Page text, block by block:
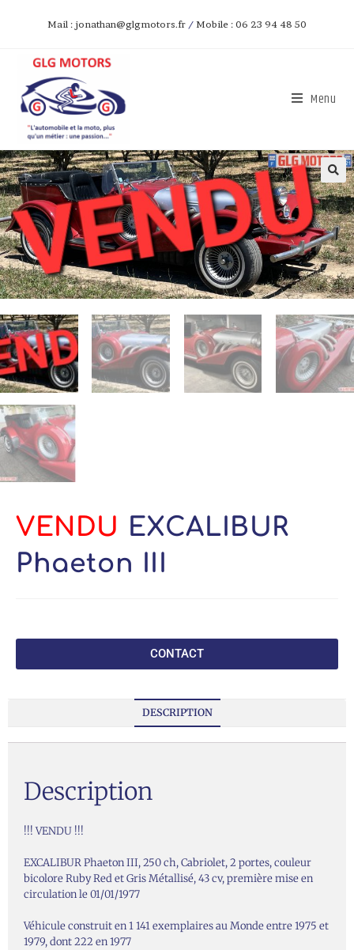
Mail : jonathan@glgmotors.fr / Mobile : 06 23 94 48 50
Menu
VENDU EXCALIBUR
Phaeton III
CONTACT
DESCRIPTION
Description
!!! VENDU !!!
EXCALIBUR Phaeton III, 250 ch, Cabriolet, 2 portes, couleur
bicolore Ruby Red et Gris Métallisé, 43 cv, première mise en
circulation le 01/01/1977
Véhicule construit en 1 141 exemplaires au Monde entre 1975 et
1979, dont 222 en 1977